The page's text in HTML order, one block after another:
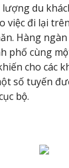
du
việc đi lại
Hàng
phố cùng
cho các
số tuyến
bộ.